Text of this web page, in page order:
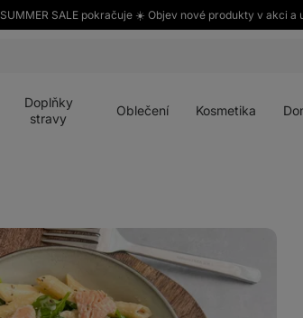
SUMMER SALE pokračuje ☀️ Objev nové produkty v akci a
Doplňky
stravy
Oblečení Kosmetika